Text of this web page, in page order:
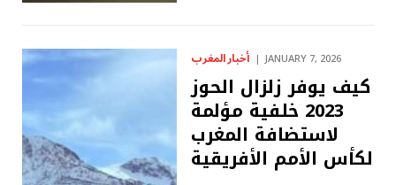
أخبار المغرب JANUARY 7, 2026
كيف يوفر زلزال الحوز
2023 خلفية مؤلمة
لاستضافة المغرب
لكأس الأمم الأفريقية